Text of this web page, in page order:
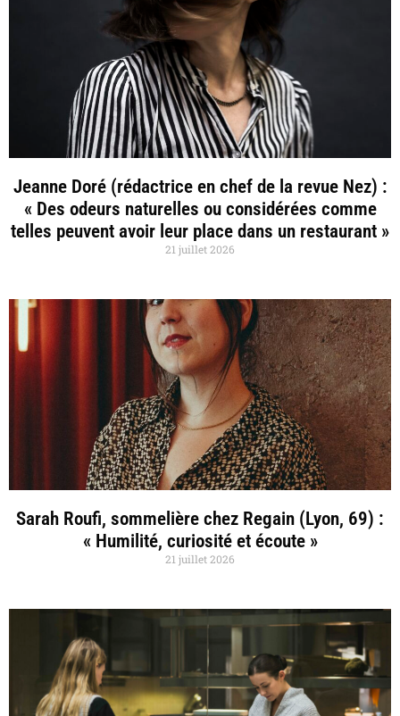
Jeanne Doré (rédactrice en chef de la revue Nez) :
« Des odeurs naturelles ou considérées comme
telles peuvent avoir leur place dans un restaurant »
21 juillet 2026
Sarah Roufi, sommelière chez Regain (Lyon, 69) :
« Humilité, curiosité et écoute »
21 juillet 2026